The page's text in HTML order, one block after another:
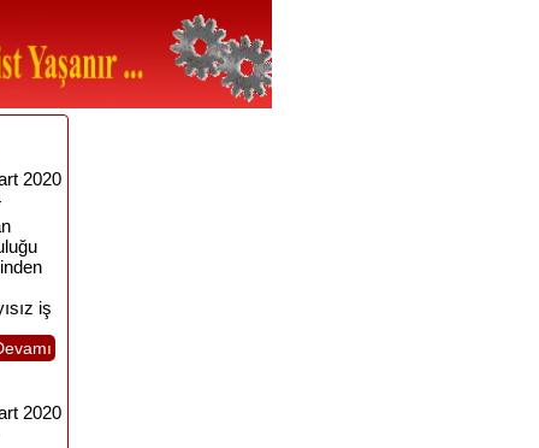
2020
iş
2020